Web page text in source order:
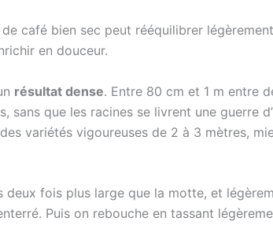
café bien sec peut rééquilibrer
en douceur.
résultat dense. Entre 80 cm et 1 m entre
que les racines se livrent une guerre
variétés vigoureuses de 2 à 3 mètres,
fois plus large que la motte, et
Puis on rebouche en tassant